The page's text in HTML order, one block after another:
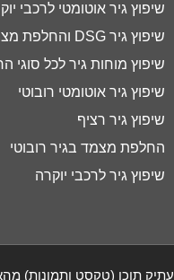
שיפוץ גיר אוטומטי לרכבי
שיפוץ גיר DSG והחלפת מצמדים
שיפוץ מוחות גיר לכל סוגי
שיפוץ גיר אוטומטי רובוטי
שיפוץ גיר רציף
החלפת מצמד בגיר רובוטי
שיפוץ גיר לרכבי יוקרה
תוכן (טקסט ותמונות)